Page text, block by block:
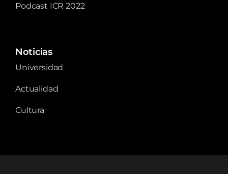
Podcast ICR 2022
Noticias
Universidad
Actualidad
Cultura